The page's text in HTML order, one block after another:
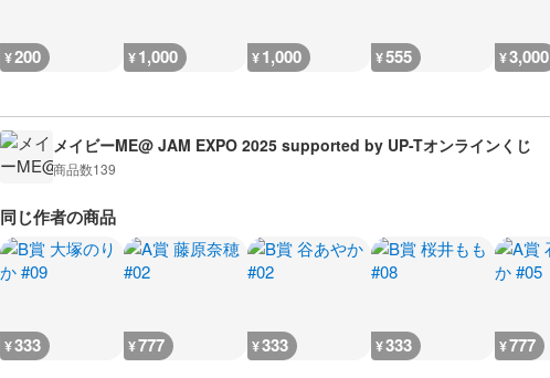
¥200 ¥1,000 ¥1,000 ¥555 ¥3,000
メイビーME@ JAM EXPO 2025 supported by UP-Tオンラインくじ
商品数139
同じ作者の商品
¥333 ¥777 ¥333 ¥333 ¥777